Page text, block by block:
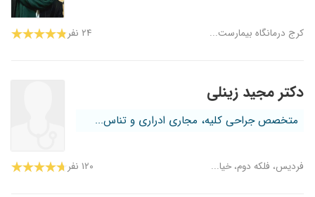
کرج درمانگاه بیمارست... ۲۴ نفر
دکتر مجید زینلی
متخصص جراحی کلیه، مجاری ادراری و تناس...
فردیس، فلکه دوم، خیا... ۱۲۰ نفر